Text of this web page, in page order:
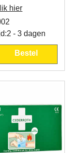
hier
2 - 3 dagen
Bestel